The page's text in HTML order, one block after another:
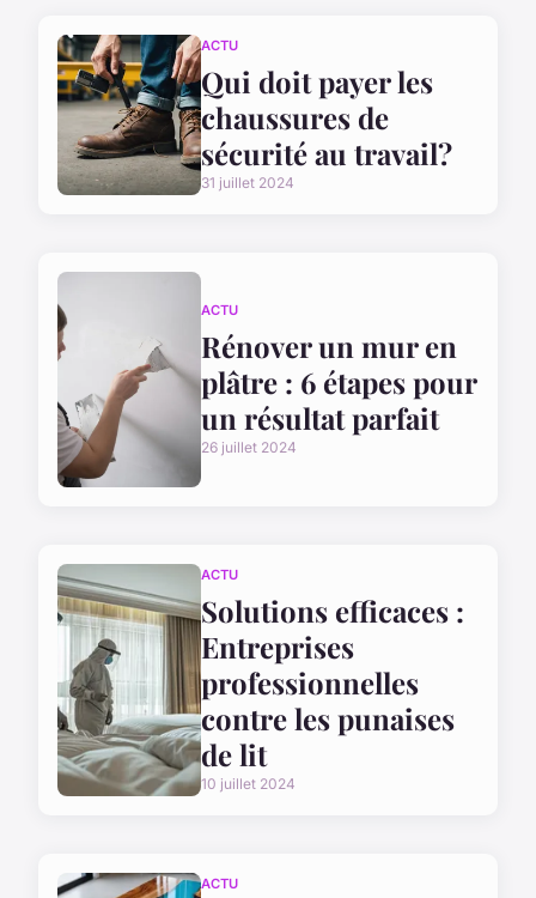
ACTU
Qui doit payer les
chaussures de
sécurité au travail?
31 juillet 2024
ACTU
Rénover un mur en
plâtre : 6 étapes pour
un résultat parfait
26 juillet 2024
ACTU
Solutions efficaces :
Entreprises
professionnelles
contre les punaises
de lit
10 juillet 2024
ACTU